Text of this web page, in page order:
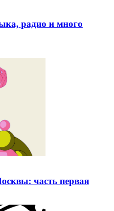
радио и много
часть первая